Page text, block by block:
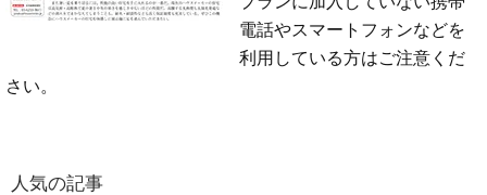
電話やスマートフォンなどを
利用している方はご注意くだ
さい。
人気の記事